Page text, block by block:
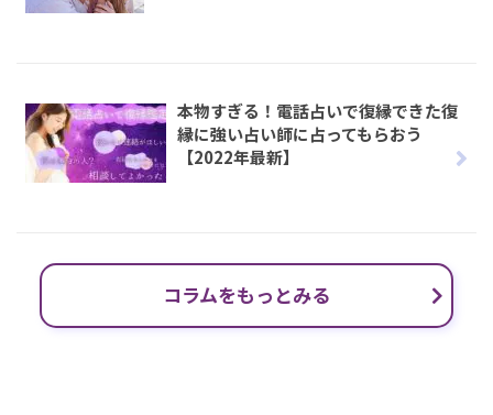
本物すぎる！電話占いで復縁できた復
縁に強い占い師に占ってもらおう
【2022年最新】
コラムをもっとみる